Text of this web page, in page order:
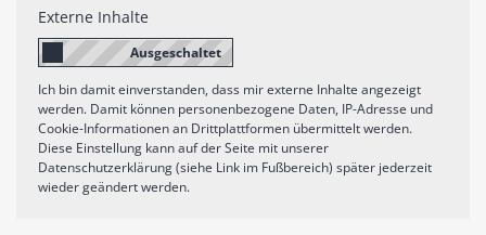
Externe Inhalte
Ich bin damit einverstanden, dass mir externe Inhalte angezeigt
werden. Damit können personenbezogene Daten, IP-Adresse und
Cookie-Informationen an Drittplattformen übermittelt werden.
Diese Einstellung kann auf der Seite mit unserer
Datenschutzerklärung (siehe Link im Fußbereich) später jederzeit
wieder geändert werden.